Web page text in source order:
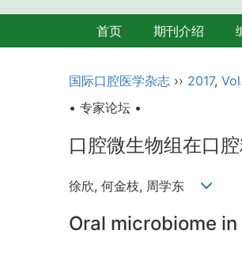
首页 期刊介绍
国际口腔医学杂志 ›› 2017,
• 专家论坛 •
口腔微生物组在口
徐欣, 何金枝, 周学东
Oral microbiome